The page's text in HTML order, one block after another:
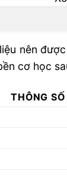
nên
cơ học
THÔNG SỐ